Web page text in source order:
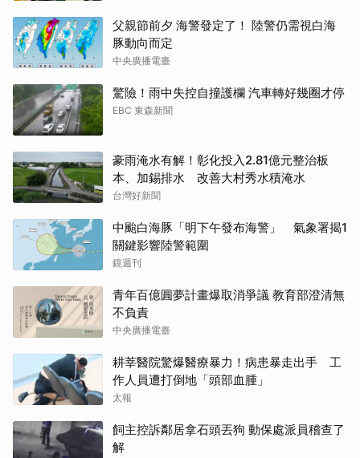
父親節前夕 海警發定了！ 陸警仍需視白海
豚動向而定
中央廣播電臺
驚險！雨中失控自撞護欄 汽車轉好幾圈才停
EBC 東森新聞
豪雨淹水有解！彰化投入2.81億元整治板
本、加錫排水 改善大村秀水積淹水
台灣好新聞
中颱白海豚「明下午發布海警」 氣象署揭1
關鍵影響陸警範圍
鏡週刊
青年百億圓夢計畫爆取消爭議 教育部澄清無
不負責
中央廣播電臺
耕莘醫院驚爆醫療暴力！病患暴走出手 工
作人員遭打倒地「頭部血腫」
太報
飼主控訴鄰居拿石頭丟狗 動保處派員稽查了
解